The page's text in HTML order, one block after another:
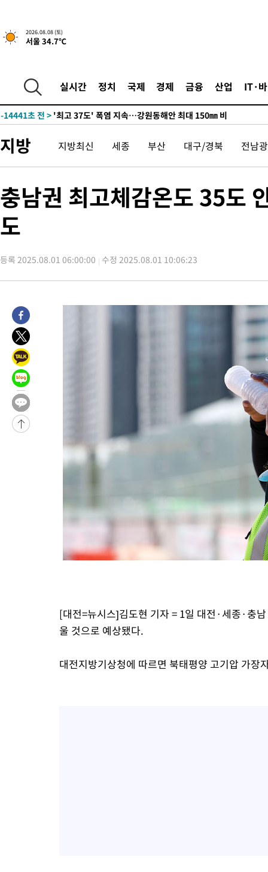
2026.08.08 (토)
서울 34.7℃
실시간 정치 국제 경제 금융 산업 IT·
-7587초 전 >[속보]뉴욕증시 상승 마감…S&P 0.6% 나스닥 1.3%↑
주 날씨]
-27303초 전 > 축구협회 "압수수색·성접대 논란 사과…쇄신의 기회로 삼겠
-25820초 전 >
송"
-14441초 전 > '최고 37도' 폭염 지속…강원동해안 최대 150㎜ 비
-30305초 전 >
극한폭염 한풀 꺾이지만…'낮 최고 35도' 무더위, 열대야 계속
-27323초 전 >축구협회 "압수수색·성접대 논란 사과…쇄신의 기회로 삼겠
송"
-14461초 전 >'최고 37도' 폭염 지속…강원동해안 최대 150㎜ 비
-7587초 전 >
지방 지방최신 세종 부산 대구/경북 전남
충남권 최고체감온도 35도
도
등록 2025.08.01 06:00:00 수정 2025.08.01 10:06:23
[대전=뉴시스]김도현 기자 = 1일 대전·세종·충
울 것으로 예상됐다.
대전지방기상청에 따르면 북태평양 고기압 가장